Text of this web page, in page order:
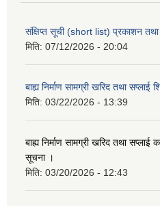
संक्षिप्त सूची (short list) प्रकाशन तथा
मिति: 07/12/2026 - 20:04
बाह्य निर्माण सामग्री खरिद तथा
मिति: 03/22/2026 - 13:39
बाह्य निर्माण सामग्री खरिद तथा सप्लाई
सूचना ।
मिति: 03/20/2026 - 12:43